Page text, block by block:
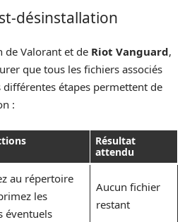
désinstallation
de Valorant et de Riot Vanguard,
que tous les fichiers associés
différentes étapes permettent de
:
Résultat
attendu
au répertoire
les
éventuels
Aucun fichier
restant